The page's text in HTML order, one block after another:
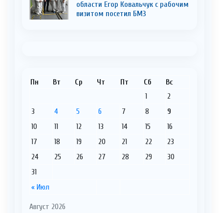
области Егор Ковальчук с рабочим
визитом посетил БМЗ
Август 2026
Пн Вт Ср Чт Пт Сб Вс
« Июл
1
2
3
4 5 6 7 8
9
10
11 12 13 14 15
16
17
18 19 20 21 22
23
24
25 26 27 28 29
30
31